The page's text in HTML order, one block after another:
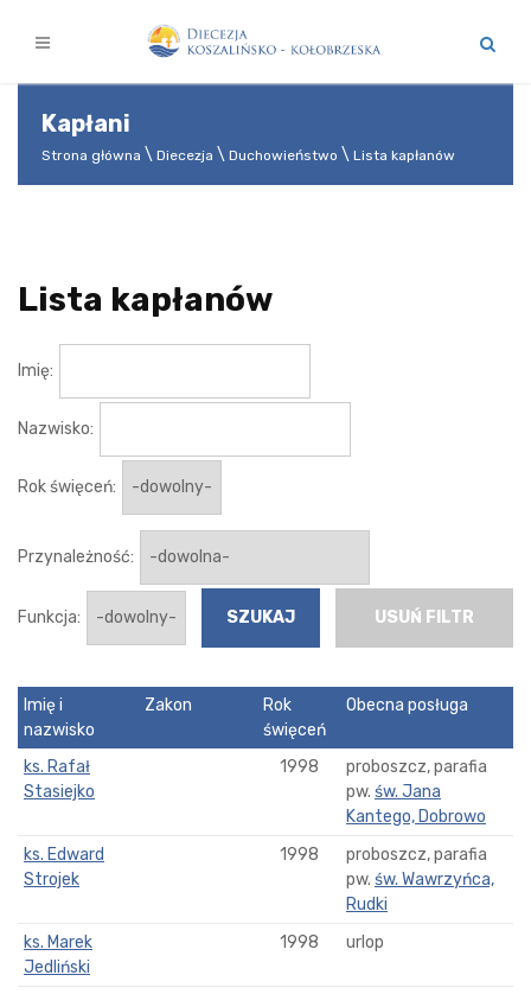
Kapłani
Strona główna Diecezja Duchowieństwo Lista kapłanów
Lista kapłanów
Imię:
Nazwisko:
Rok święceń:
Przynależność:
Funkcja: USUŃ FILTR
Imię i
nazwisko
Zakon
Rok
święceń
Obecna posługa
ks. Rafał
Stasiejko
1998
proboszcz, parafia
pw. św. Jana
Kantego, Dobrowo
ks. Edward
Strojek
1998
proboszcz, parafia
pw. św. Wawrzyńca,
Rudki
ks. Marek
Jedliński
1998 urlop